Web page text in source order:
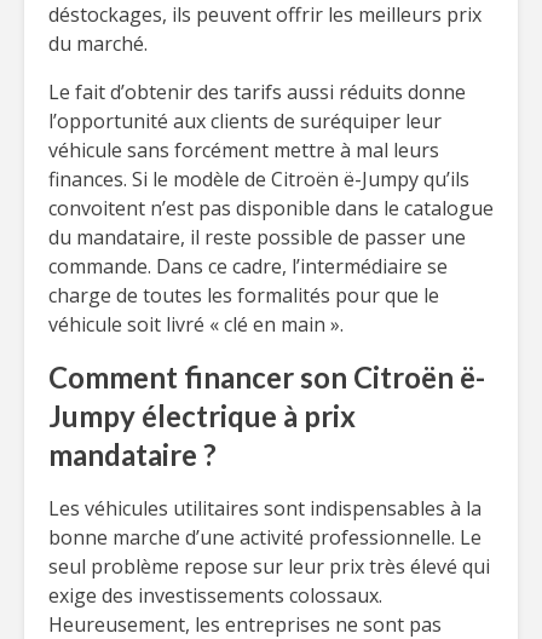
déstockages, ils peuvent offrir les meilleurs prix
du marché.
Le fait d’obtenir des tarifs aussi réduits donne
l’opportunité aux clients de suréquiper leur
véhicule sans forcément mettre à mal leurs
finances. Si le modèle de Citroën ë-Jumpy qu’ils
convoitent n’est pas disponible dans le catalogue
du mandataire, il reste possible de passer une
commande. Dans ce cadre, l’intermédiaire se
charge de toutes les formalités pour que le
véhicule soit livré « clé en main ».
Comment financer son Citroën ë-
Jumpy électrique à prix
mandataire ?
Les véhicules utilitaires sont indispensables à la
bonne marche d’une activité professionnelle. Le
seul problème repose sur leur prix très élevé qui
exige des investissements colossaux.
Heureusement, les entreprises ne sont pas